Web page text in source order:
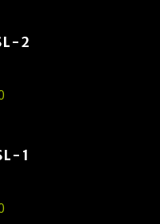
2
1